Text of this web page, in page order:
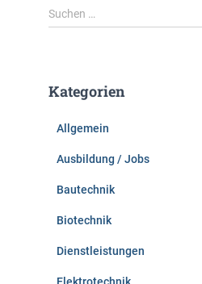
S
u
n
Suchen …
Kategorien
Allgemein
Ausbildung / Jobs
Bautechnik
Biotechnik
Dienstleistungen